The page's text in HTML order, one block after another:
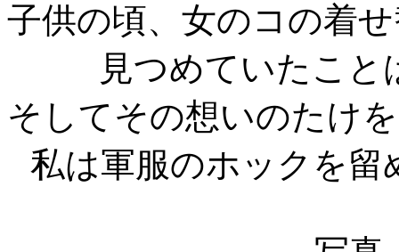
子供の頃、女のコの着
見つめていたこ
そしてその想いのたけ
私は軍服のホックを